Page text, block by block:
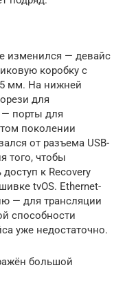
изменился — девайс
коробку с
мм. На нижней
для
порты для
поколении
от разъема USB-
того, чтобы
к Recovery
tvOS. Ethernet-
— для трансляции
способности
уже недостаточно.
большой